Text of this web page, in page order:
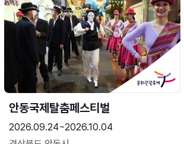
안동국제탈춤페스티벌
2026.09.24~2026.10.04